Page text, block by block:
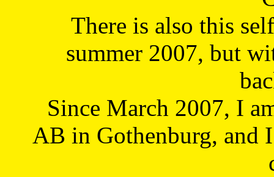
There is also this
summer 2007, but
Since March 2007, I
AB in Gothenburg, and